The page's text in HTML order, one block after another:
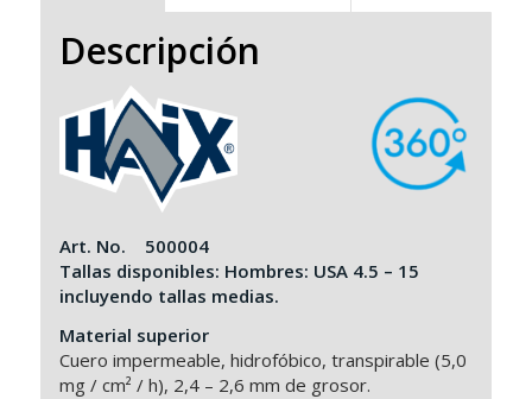
Descripción
Art. No. 500004
Tallas disponibles: Hombres: USA 4.5 – 15
incluyendo tallas medias.
Material superior
Cuero impermeable, hidrofóbico, transpirable (5,0
mg / cm² / h), 2,4 – 2,6 mm de grosor.